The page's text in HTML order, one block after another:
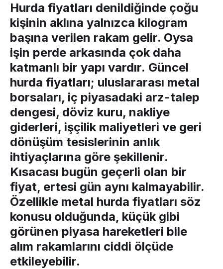
Hurda fiyatları denildiğinde çoğu
kişinin aklına yalnızca kilogram
başına verilen rakam gelir. Oysa
işin perde arkasında çok daha
katmanlı bir yapı vardır. Güncel
hurda fiyatları; uluslararası metal
borsaları, iç piyasadaki arz-talep
dengesi, döviz kuru, nakliye
giderleri, işçilik maliyetleri ve geri
dönüşüm tesislerinin anlık
ihtiyaçlarına göre şekillenir.
Kısacası bugün geçerli olan bir
fiyat, ertesi gün aynı kalmayabilir.
Özellikle metal hurda fiyatları söz
konusu olduğunda, küçük gibi
görünen piyasa hareketleri bile
alım rakamlarını ciddi ölçüde
etkileyebilir.